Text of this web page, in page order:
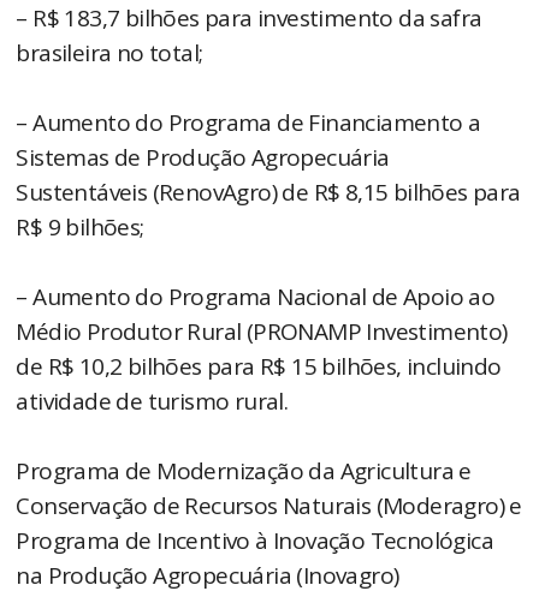
– R$ 183,7 bilhões para investimento da safra
brasileira no total;
– Aumento do Programa de Financiamento a
Sistemas de Produção Agropecuária
Sustentáveis (RenovAgro) de R$ 8,15 bilhões para
R$ 9 bilhões;
– Aumento do Programa Nacional de Apoio ao
Médio Produtor Rural (PRONAMP Investimento)
de R$ 10,2 bilhões para R$ 15 bilhões, incluindo
atividade de turismo rural.
Programa de Modernização da Agricultura e
Conservação de Recursos Naturais (Moderagro) e
Programa de Incentivo à Inovação Tecnológica
na Produção Agropecuária (Inovagro)